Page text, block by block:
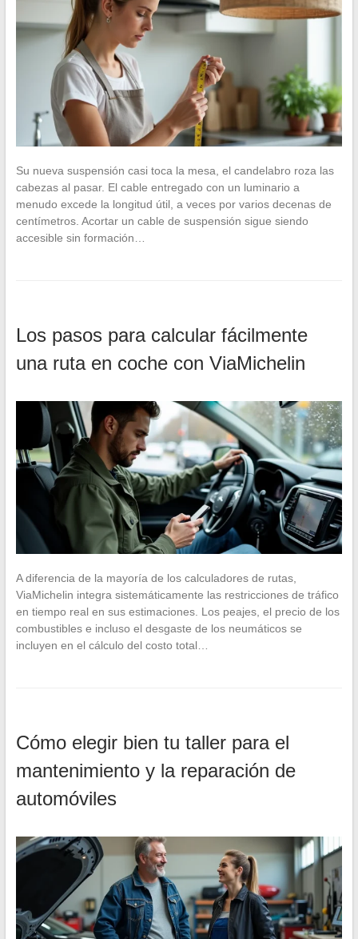
Su nueva suspensión casi toca la mesa, el candelabro roza las
cabezas al pasar. El cable entregado con un luminario a
menudo excede la longitud útil, a veces por varios decenas de
centímetros. Acortar un cable de suspensión sigue siendo
accesible sin formación…
Los pasos para calcular fácilmente
una ruta en coche con ViaMichelin
A diferencia de la mayoría de los calculadores de rutas,
ViaMichelin integra sistemáticamente las restricciones de tráfico
en tiempo real en sus estimaciones. Los peajes, el precio de los
combustibles e incluso el desgaste de los neumáticos se
incluyen en el cálculo del costo total…
Cómo elegir bien tu taller para el
mantenimiento y la reparación de
automóviles